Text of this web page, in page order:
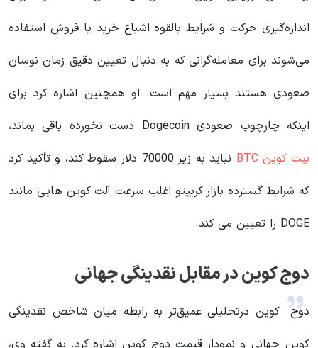
اندازه‌گیری حرکت و شرایط بالقوه اشباع خرید یا فروش استفاده
می‌شوند برای معامله‌گرانی که به دنبال تعیین دقیق زمان نوسان
صعودی هستند بسیار مهم است. او همچنین اشاره کرد برای
اینکه چارچوب صعودی Dogecoin دست نخورده باقی بماند،
بیت کوین BTC
نباید به زیر 70000 دلار سقوط کند، و تأکید کرد
که شرایط گسترده بازار کریپتو اغلب سرعت آلت کوین هایی مانند
DOGE را تعیین می کند.
دوج کوین در مقابل نقدینگی جهانی
کوین درتحلیلی عمیق‌تر به رابطه میان شاخص نقدینگی
جهانی و نمودار قیمت دوج کوین اشاره کرد. به گفته وی،
دوج
کوین